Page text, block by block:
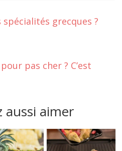
spécialités grecques ?
pas cher ? C’est
aussi aimer